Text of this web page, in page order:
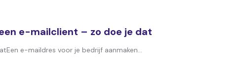
e-mailclient – zo doe je dat
e-maildres voor je bedrijf aanmaken...